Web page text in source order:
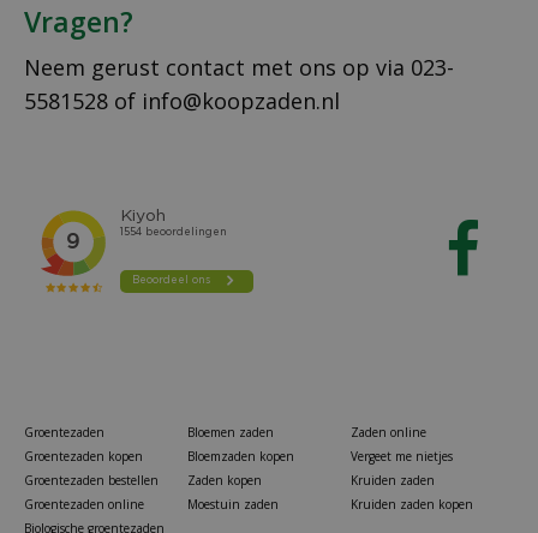
Vragen?
Neem gerust contact met ons op via 023-
5581528 of info@koopzaden.nl
Groentezaden
Groentezaden kopen
Groentezaden bestellen
Groentezaden online
Biologische groentezaden
Bloemen zaden
Bloemzaden kopen
Zaden kopen
Moestuin zaden
Zaden online
Vergeet me nietjes
Kruiden zaden
Kruiden zaden kopen